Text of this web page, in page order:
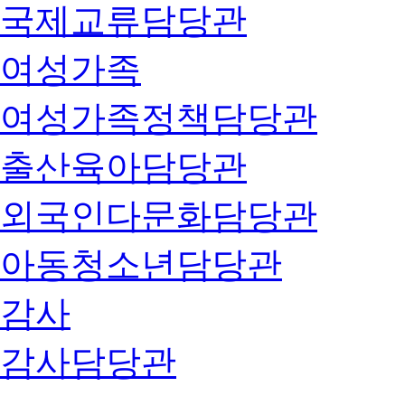
국제교류담당관
여성가족
여성가족정책담당관
출산육아담당관
외국인다문화담당관
아동청소년담당관
감사
감사담당관